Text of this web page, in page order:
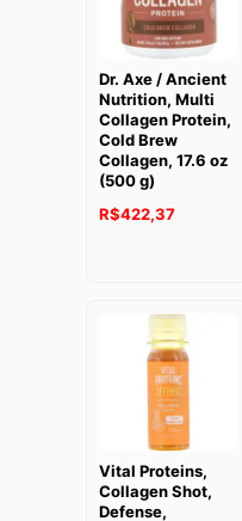
Dr. Axe / Ancient
Nutrition, Multi
Collagen Protein,
Cold Brew
Collagen, 17.6 oz
(500 g)
R$422,37
Vital Proteins,
Collagen Shot,
Defense,